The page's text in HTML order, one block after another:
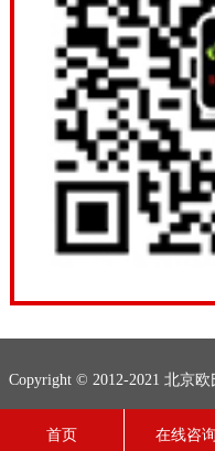
Copyright © 2012-2021 北京
首页
在线咨询